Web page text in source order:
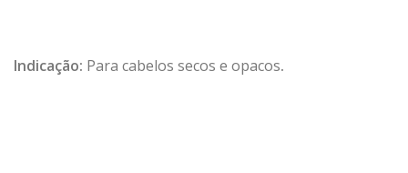
Indicação: Para cabelos secos e opacos.